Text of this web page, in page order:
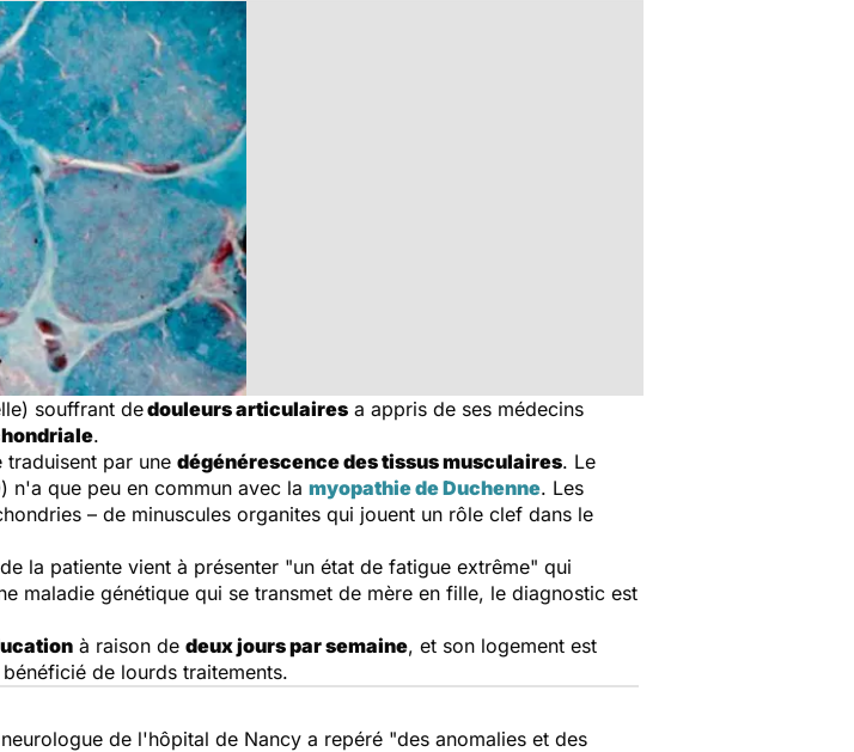
souffrant dedouleurs articulaires a appris de ses médecins
.
traduisent par une dégénérescence des tissus musculaires. Le
n'a que peu en commun avec la myopathie de Duchenne. Les
– de minuscules organites qui jouent un rôle clef dans le
la patiente vient à présenter "un état de fatigue extrême" qui
maladie génétique qui se transmet de mère en fille, le diagnostic est
à raison de deux jours par semaine, et son logement est
de lourds traitements.
de l'hôpital de Nancy a repéré "des anomalies et des